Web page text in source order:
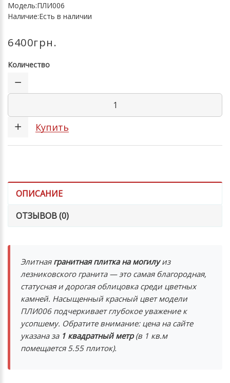
Модель:ПЛИ006
Наличие:Есть в наличии
6400грн.
Количество
Купить
ОПИСАНИЕ
ОТЗЫВОВ (0)
Элитная гранитная плитка на могилуиз
лезниковского гранита — это самая благородная,
статусная и дорогая облицовка среди цветных
камней. Насыщенный красный цвет модели
ПЛИ006 подчеркивает глубокое уважение к
усопшему. Обратите внимание: цена на сайте
указана за 1 квадратный метр(в 1 кв.м
помещается 5.55 плиток).